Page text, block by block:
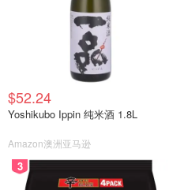
$52.24
Yoshikubo Ippin 纯米酒 1.8L
Amazon澳洲亚马逊
3